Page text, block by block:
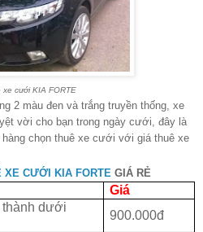
xe cưới KIA FORTE
2 màu đen và trắng truyền thống, xe
vời cho bạn trong ngày cưới, đây là
chọn thuê xe cưới với giá thuê xe
XE CƯỚI KIA FORTE GIÁ RẺ
Giá
thành dưới
900.000đ